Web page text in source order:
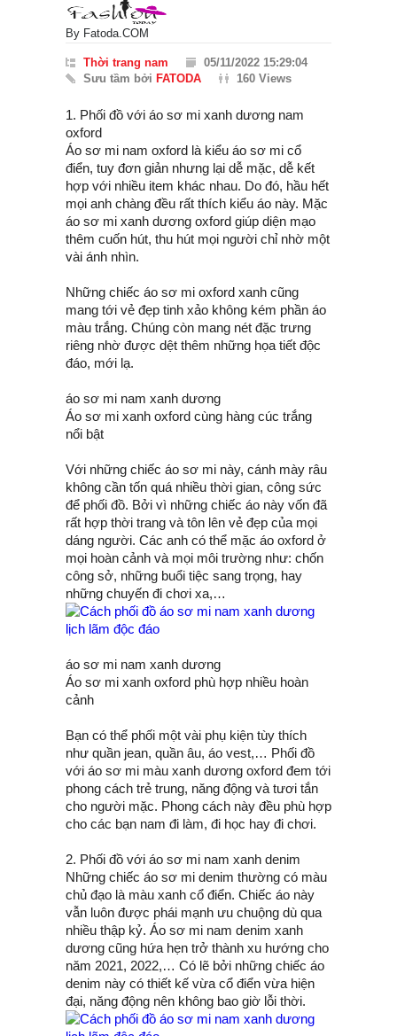
By Fatoda.COM
Thời trang nam
05/11/2022 15:29:04
Sưu tầm bởi FATODA 160 Views
1. Phối đồ với áo sơ mi xanh dương nam
oxford
Áo sơ mi nam oxford là kiểu áo sơ mi cổ
điển, tuy đơn giản nhưng lại dễ mặc, dễ kết
hợp với nhiều item khác nhau. Do đó, hầu hết
mọi anh chàng đều rất thích kiểu áo này. Mặc
áo sơ mi xanh dương oxford giúp diện mạo
thêm cuốn hút, thu hút mọi người chỉ nhờ một
vài ánh nhìn.
Những chiếc áo sơ mi oxford xanh cũng
mang tới vẻ đẹp tinh xảo không kém phần áo
màu trắng. Chúng còn mang nét đặc trưng
riêng nhờ được dệt thêm những họa tiết độc
đáo, mới lạ.
áo sơ mi nam xanh dương
Áo sơ mi xanh oxford cùng hàng cúc trắng
nổi bật
Với những chiếc áo sơ mi này, cánh mày râu
không cần tốn quá nhiều thời gian, công sức
để phối đồ. Bởi vì những chiếc áo này vốn đã
rất hợp thời trang và tôn lên vẻ đẹp của mọi
dáng người. Các anh có thể mặc áo oxford ở
mọi hoàn cảnh và mọi môi trường như: chốn
công sở, những buổi tiệc sang trọng, hay
những chuyến đi chơi xa,…
áo sơ mi nam xanh dương
Áo sơ mi xanh oxford phù hợp nhiều hoàn
cảnh
Bạn có thể phối một vài phụ kiện tùy thích
như quần jean, quần âu, áo vest,… Phối đồ
với áo sơ mi màu xanh dương oxford đem tới
phong cách trẻ trung, năng động và tươi tắn
cho người mặc. Phong cách này đều phù hợp
cho các bạn nam đi làm, đi học hay đi chơi.
2. Phối đồ với áo sơ mi nam xanh denim
Những chiếc áo sơ mi denim thường có màu
chủ đạo là màu xanh cổ điển. Chiếc áo này
vẫn luôn được phái mạnh ưu chuộng dù qua
nhiều thập kỷ. Áo sơ mi nam denim xanh
dương cũng hứa hẹn trở thành xu hướng cho
năm 2021, 2022,… Có lẽ bởi những chiếc áo
denim này có thiết kế vừa cổ điển vừa hiện
đại, năng động nên không bao giờ lỗi thời.